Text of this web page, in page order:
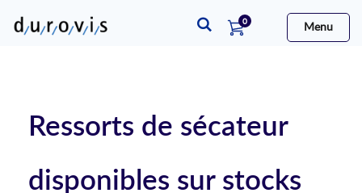
0articles
Menu
Ressorts de sécateur
disponibles sur stocks